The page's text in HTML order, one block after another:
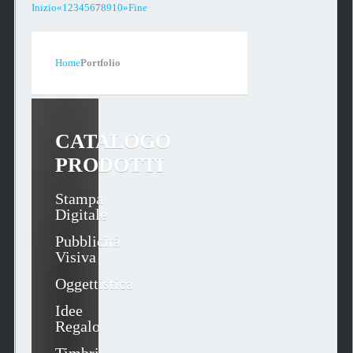
Inizio«12345678910»Fine
HomePortfolio
CATALOGO
PRODOTTI
Stampa
Digitale
Pubblicità
Visiva
Oggettistica
Idee
Regalo